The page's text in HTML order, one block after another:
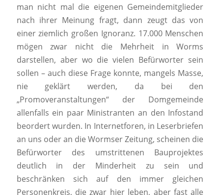
man nicht mal die eigenen Gemeindemitglieder
nach ihrer Meinung fragt, dann zeugt das von
einer ziemlich großen Ignoranz. 17.000 Menschen
mögen zwar nicht die Mehrheit in Worms
darstellen, aber wo die vielen Befürworter sein
sollen – auch diese Frage konnte, mangels Masse,
nie geklärt werden, da bei den
„Promoveranstaltungen“ der Domgemeinde
allenfalls ein paar Ministranten an den Infostand
beordert wurden. In Internetforen, in Leserbriefen
an uns oder an die Wormser Zeitung, scheinen die
Befürworter des umstrittenen Bauprojektes
deutlich in der Minderheit zu sein und
beschränken sich auf den immer gleichen
Personenkreis, die zwar hier leben, aber fast alle